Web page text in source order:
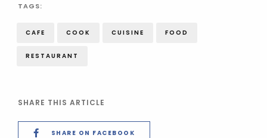
TAGS:
CAFE COOK CUISINE FOOD
RESTAURANT
SHARE THIS ARTICLE
SHARE ON FACEBOOK